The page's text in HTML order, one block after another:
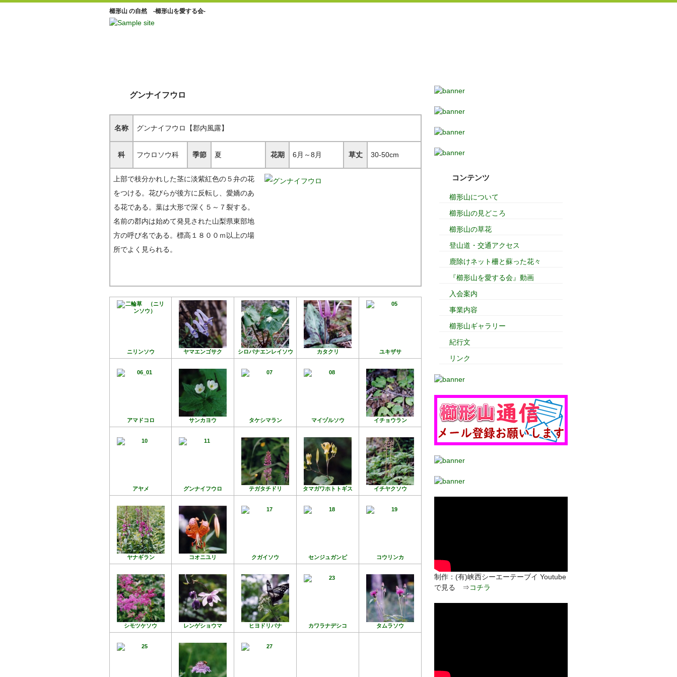
櫛形山 の自然 -櫛形山を愛する会-
グンナイフウロ
名称 グンナイフウロ【郡内風露】
科 フウロソウ科 季節 夏 花期 6月～8月 草丈 30-50cm
上部で枝分かれした茎に淡紫紅色の５弁の花
をつける。花びらが後方に反転し、愛嬌のあ
る花である。葉は大形で深く５～７裂する。
名前の郡内は始めて発見された山梨県東部地
方の呼び名である。標高１８００ｍ以上の場
所でよく見られる。
ニリンソウ ヤマエンゴサク シロバナエンレイソウ カタクリ ユキザサ
アマドコロ サンカヨウ タケシマラン マイヅルソウ イチョウラン
アヤメ グンナイフウロ テガタチドリ タマガワホトトギス イチヤクソウ
ヤナギラン コオニユリ クガイソウ センジュガンピ コウリンカ
シモツケソウ レンゲショウマ ヒヨドリバナ カワラナデシコ タムラソウ
コンテンツ
櫛形山について
櫛形山の見どころ
櫛形山の草花
登山道・交通アクセス
鹿除けネット柵と蘇った花々
『櫛形山を愛する会』動画
入会案内
事業内容
櫛形山ギャラリー
紀行文
リンク
制作：(有)峡西シーエーテーブイ Youtube
で見る ⇒コチラ